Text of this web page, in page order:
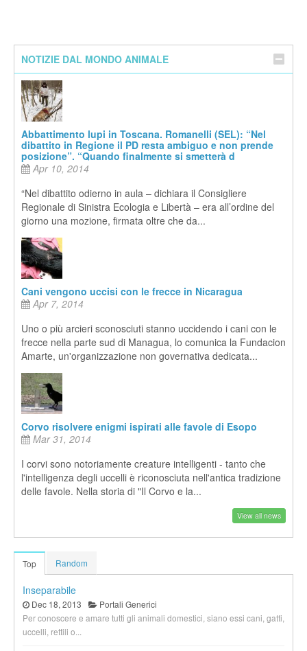
NOTIZIE DAL MONDO ANIMALE
Abbattimento lupi in Toscana. Romanelli (SEL): “Nel
dibattito in Regione il PD resta ambiguo e non prende
posizione”. “Quando finalmente si smetterà d
Apr 10, 2014
“Nel dibattito odierno in aula – dichiara il Consigliere
Regionale di Sinistra Ecologia e Libertà – era all’ordine del
giorno una mozione, firmata oltre che da...
Cani vengono uccisi con le frecce in Nicaragua
Apr 7, 2014
Uno o più arcieri sconosciuti stanno uccidendo i cani con le
frecce nella parte sud di Managua, lo comunica la Fundacion
Amarte, un'organizzazione non governativa dedicata...
Corvo risolvere enigmi ispirati alle favole di Esopo
Mar 31, 2014
I corvi sono notoriamente creature intelligenti - tanto che
l'intelligenza degli uccelli è riconosciuta nell'antica tradizione
delle favole. Nella storia di "Il Corvo e la...
View all news
Top Random
Inseparabile
Dec 18, 2013
Portali Generici
Per conoscere e amare tutti gli animali domestici, siano essi cani, gatti,
uccelli, rettili o...